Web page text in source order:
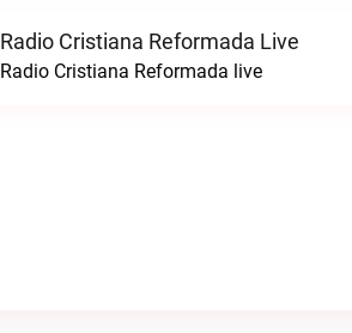
Radio Cristiana Reformada Live
Radio Cristiana Reformada live